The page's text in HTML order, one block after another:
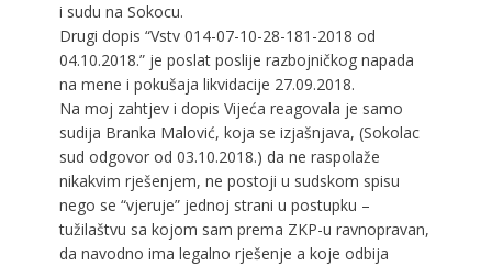
i sudu na Sokocu.
Drugi dopis “Vstv 014-07-10-28-181-2018 od
04.10.2018.” je poslat poslije razbojničkog napada
na mene i pokušaja likvidacije 27.09.2018.
Na moj zahtjev i dopis Vijeća reagovala je samo
sudija Branka Malović, koja se izjašnjava, (Sokolac
sud odgovor od 03.10.2018.) da ne raspolaže
nikakvim rješenjem, ne postoji u sudskom spisu
nego se “vjeruje” jednoj strani u postupku –
tužilaštvu sa kojom sam prema ZKP-u ravnopravan,
da navodno ima legalno rješenje a koje odbija